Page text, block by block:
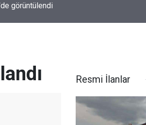
geçti
Resmi İlanlar